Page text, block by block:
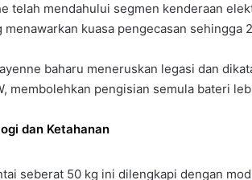
telah mendahului segmen kenderaan
menawarkan kuasa pengecasan sehingga
baharu meneruskan legasi dan
membolehkan pengisian semula bateri
dan Ketahanan
seberat 50 kg ini dilengkapi dengan